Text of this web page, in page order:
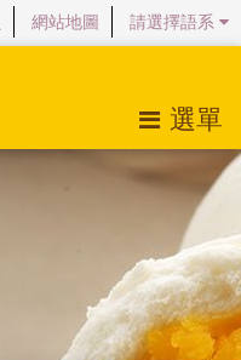
網站地圖 請選擇語系
選單